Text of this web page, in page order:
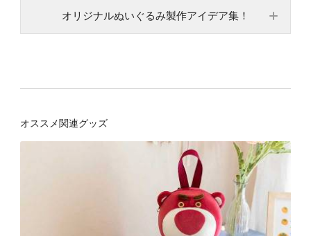
オリジナルぬいぐるみ製作アイデア集！
オススメ関連グッズ